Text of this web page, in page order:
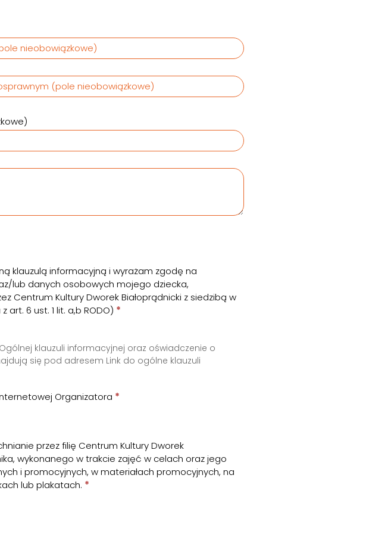
nieobowiązkowe)
(pole nieobowiązkowe)
klauzulą informacyjną i wyrażam zgodę na
lub danych osobowych mojego dziecka,
Centrum Kultury Dworek Białoprądnicki z siedzibą w
6 ust. 1 lit. a,b RODO) *
klauzuli informacyjnej oraz oświadczenie o
się pod adresem Link do ogólne klauzuli
Organizatora *
przez filię Centrum Kultury Dworek
wykonanego w trakcie zajęć w celach oraz jego
i promocyjnych, w materiałach promocyjnych, na
lub plakatach. *